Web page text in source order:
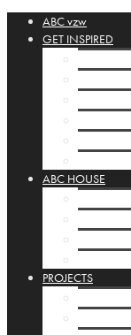
ABC vzw
GET INSPIRED
ABC HOUSE
PROJECTS